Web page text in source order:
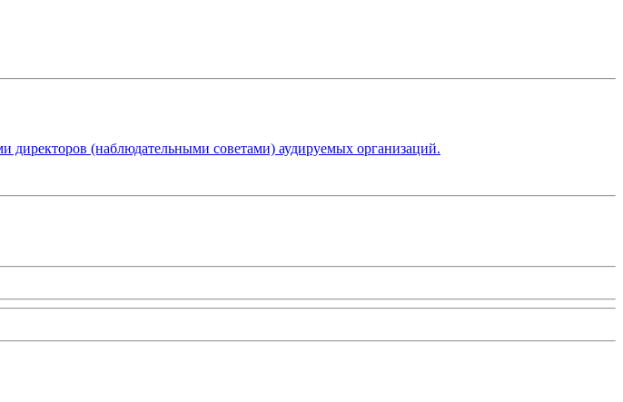
директоров (наблюдательными советами) аудируемых организаций.